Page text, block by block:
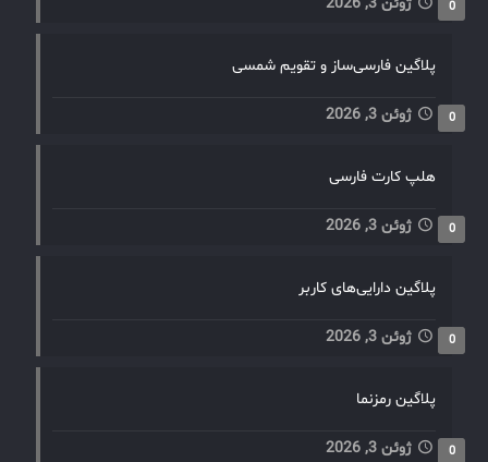
ژوئن 3, 2026 0
پلاگین فارسی‌ساز و تقویم شمسی
ژوئن 3, 2026 0
هلپ کارت فارسی
ژوئن 3, 2026 0
پلاگین دارایی‌های کاربر
ژوئن 3, 2026 0
پلاگین رمزنما
ژوئن 3, 2026 0